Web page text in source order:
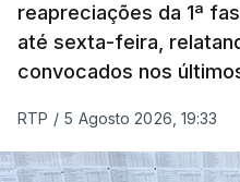
reapreciações da 1ª
até sexta-feira,
convocados nos
RTP / 5 Agosto 2026, 19:33